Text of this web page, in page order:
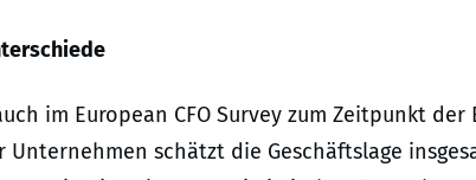
im European CFO Survey zum Zeitpunkt der
schätzt die Geschäftslage